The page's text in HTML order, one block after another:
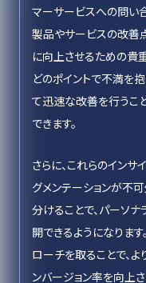
マーサービスへの問い
製品やサービスの改善
に向上させるための貴
どのポイントで不満を
て迅速な改善を行うこ
できます。
さらに、これらのイン
グメンテーションが不
分けることで、パーソ
開できるようになりま
ローチを取ることで、
ンバージョン率を向上